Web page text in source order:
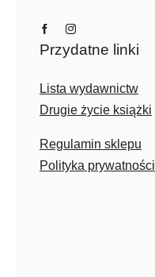
Przydatne linki
Lista wydawnictw
Drugie życie książki
Regulamin sklepu
Polityka prywatności